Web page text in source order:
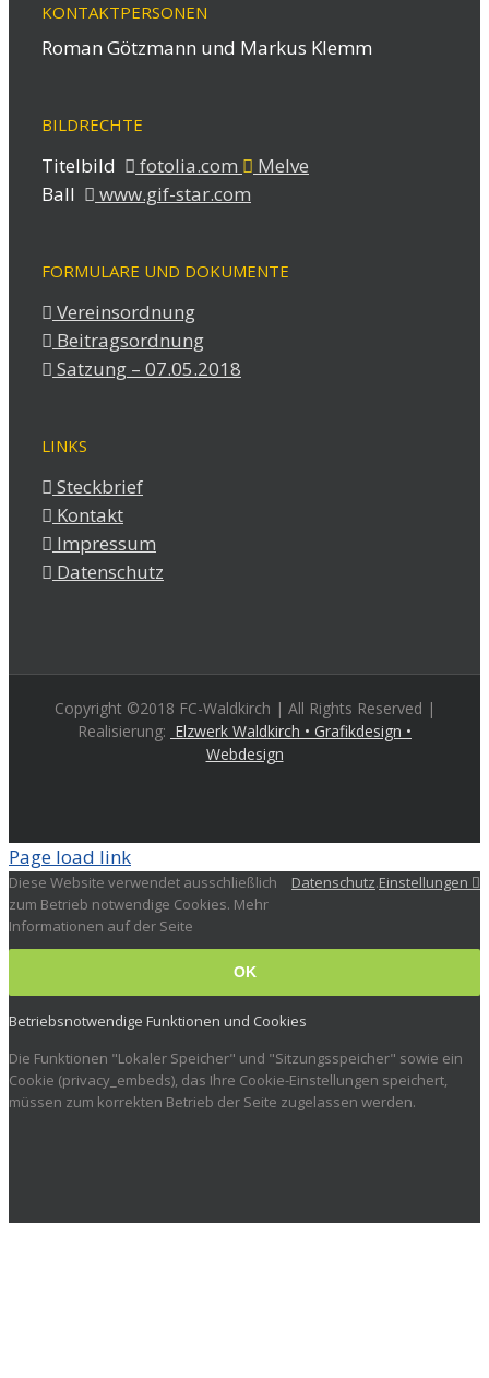
KONTAKTPERSONEN
Roman Götzmann und Markus Klemm
BILDRECHTE
Titelbild fotolia.com
Melve
Ball
www.gif-star.com
FORMULARE UND DOKUMENTE
Vereinsordnung
Beitragsordnung
Satzung – 07.05.2018
LINKS
Steckbrief
Kontakt
Impressum
Datenschutz
Copyright ©2018 FC-Waldkirch | All Rights Reserved |
Realisierung: Elzwerk Waldkirch • Grafikdesign •
Webdesign
Page load link
Diese Website verwendet ausschließlich
zum Betrieb notwendige Cookies. Mehr
Informationen auf der Seite
Datenschutz.Einstellungen
OK
Betriebsnotwendige Funktionen und Cookies
Die Funktionen "Lokaler Speicher" und "Sitzungsspeicher" sowie ein
Cookie (privacy_embeds), das Ihre Cookie-Einstellungen speichert,
müssen zum korrekten Betrieb der Seite zugelassen werden.